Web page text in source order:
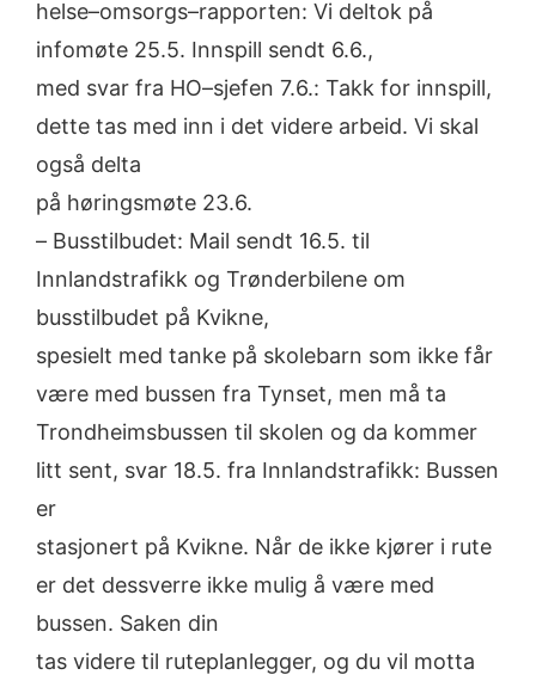
helse–omsorgs–rapporten: Vi deltok på
infomøte 25.5. Innspill sendt 6.6.,
med svar fra HO–sjefen 7.6.: Takk for innspill,
dette tas med inn i det videre arbeid. Vi skal
også delta
på høringsmøte 23.6.
– Busstilbudet: Mail sendt 16.5. til
Innlandstrafikk og Trønderbilene om
busstilbudet på Kvikne,
spesielt med tanke på skolebarn som ikke får
være med bussen fra Tynset, men må ta
Trondheimsbussen til skolen og da kommer
litt sent, svar 18.5. fra Innlandstrafikk: Bussen
er
stasjonert på Kvikne. Når de ikke kjører i rute
er det dessverre ikke mulig å være med
bussen. Saken din
tas videre til ruteplanlegger, og du vil motta